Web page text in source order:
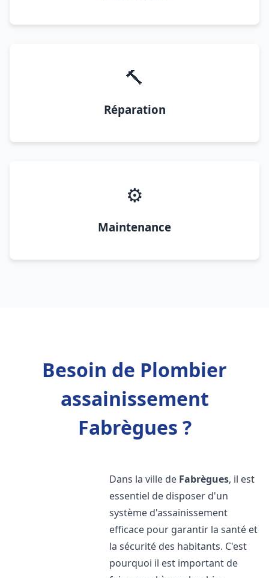
🔨
Réparation
⚙️
Maintenance
Besoin de Plombier
assainissement
Fabrègues ?
Dans la ville de Fabrègues, il est
essentiel de disposer d'un
système d'assainissement
efficace pour garantir la santé et
la sécurité des habitants. C'est
pourquoi il est important de